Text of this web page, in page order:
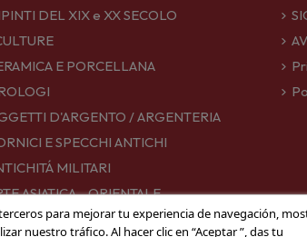
DEL XIX e XX SECOLO
E PORCELLANA
D'ARGENTO / ARGENTERIA
E SPECCHI ANTICHI
MILITARI
ASIATICA - ORIENTALE
para mejorar tu experiencia de navegación,
nuestro tráfico. Al hacer clic en “Aceptar ”, das tu